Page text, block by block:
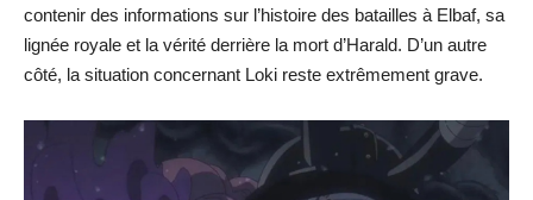
contenir des informations sur l’histoire des batailles à Elbaf, sa
lignée royale et la vérité derrière la mort d’Harald. D’un autre
côté, la situation concernant Loki reste extrêmement grave.